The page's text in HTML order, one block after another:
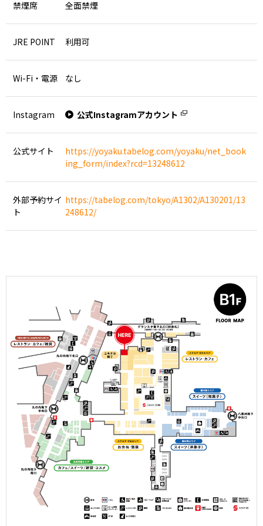
禁煙席 全面禁煙
JRE POINT 利用可
Wi-Fi・電源 なし
Instagram 公式Instagramアカウント
公式サイト
https://yoyaku.tabelog.com/yoyaku/net_book
ing_form/index?rcd=13248612
外部予約サイ
ト
https://tabelog.com/tokyo/A1302/A130201/13
248612/